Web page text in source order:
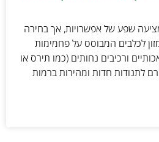
שפע של אפשרויות, אך בחירה
לכלבים המבוסס על פחמימות
ורכיבים נחותים (כמו תירס או
לתנודות חדות ומהירות ברמות